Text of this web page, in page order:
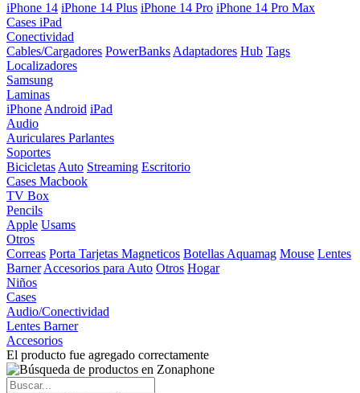
iPhone 14 iPhone 14 Plus iPhone 14 Pro iPhone 14 Pro Max
Cases iPad
Conectividad
Cables/Cargadores PowerBanks Adaptadores Hub Tags
Localizadores
Samsung
Laminas
iPhone Android iPad
Audio
Auriculares Parlantes
Soportes
Bicicletas Auto Streaming Escritorio
Cases Macbook
TV Box
Pencils
Apple Usams
Otros
Correas Porta Tarjetas Magneticos Botellas Aquamag Mouse Lentes
Barner Accesorios para Auto Otros Hogar
Niños
Cases
Audio/Conectividad
Lentes Barner
Accesorios
El producto fue agregado correctamente